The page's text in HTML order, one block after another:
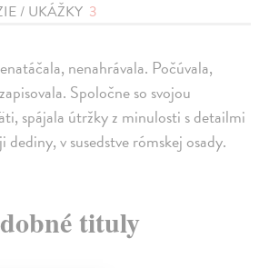
/ UKÁŽKY 3
nenahrávala. Počúvala,
Spoločne so svojou
spájala útržky z minulosti s detailmi
v susedstve rómskej osady.
tituly